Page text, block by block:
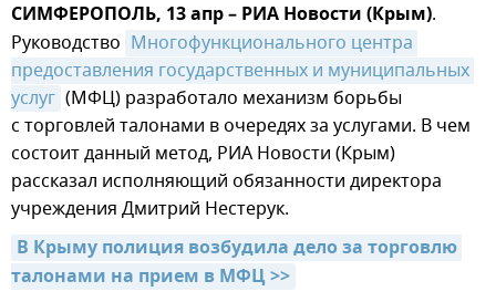
СИМФЕРОПОЛЬ, 13 апр – РИА Новости (Крым).
Руководство Многофункционального центра
предоставления государственных и муниципальных
услуг (МФЦ) разработало механизм борьбы
с торговлей талонами в очередях за услугами. В чем
состоит данный метод, РИА Новости (Крым)
рассказал исполняющий обязанности директора
учреждения Дмитрий Нестерук.
В Крыму полиция возбудила дело за торговлю
талонами на прием в МФЦ >>